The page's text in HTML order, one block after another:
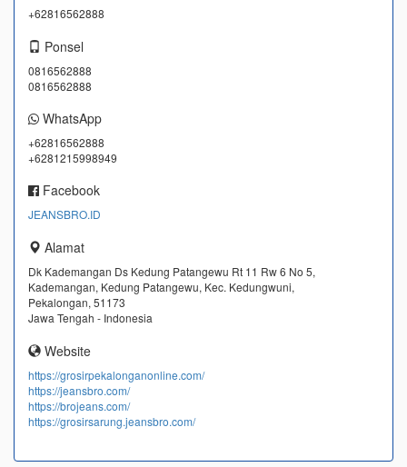
+62816562888
Ponsel
0816562888
0816562888
WhatsApp
+62816562888
+6281215998949
Facebook
JEANSBRO.ID
Alamat
Dk Kademangan Ds Kedung Patangewu Rt 11 Rw 6 No 5,
Kademangan, Kedung Patangewu, Kec. Kedungwuni,
Pekalongan, 51173
Jawa Tengah - Indonesia
Website
https://grosirpekalonganonline.com/
https://jeansbro.com/
https://brojeans.com/
https://grosirsarung.jeansbro.com/